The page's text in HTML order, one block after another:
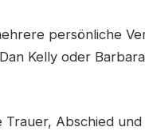
persönliche
Kelly oder
Abschied